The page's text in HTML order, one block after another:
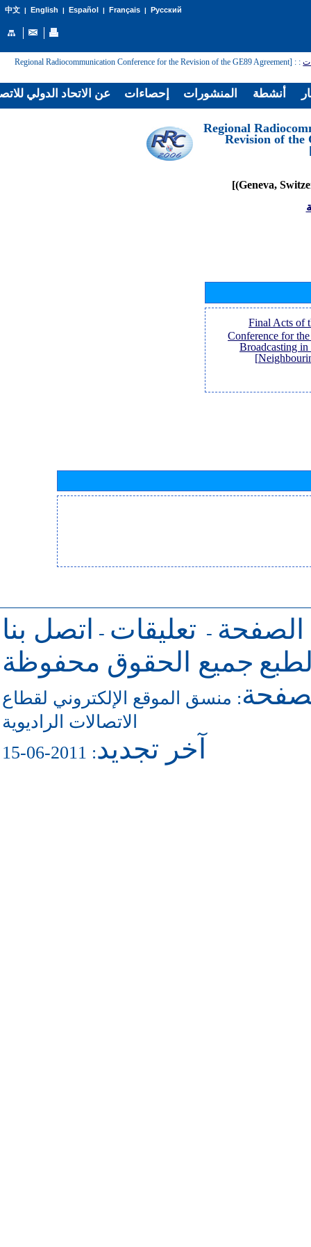
中文| English | Español | Français| Русский
:
: [Regional Radiocommunication Conference for the Revision of the GE89 Agreement
[Regional
Revision of the
[Final Acts of
Conference for
Broadcasting
الصفحة - تعليقات -
اتصل بنا
جميع الحقوق محفوظة
: منسق الموقع الإلكتروني لقطاع
الاتصالات الراديوية
آخر تجديد: 2011-06-15
عن الاتحاد الدولي إحصاءات المنشورات أنشطة